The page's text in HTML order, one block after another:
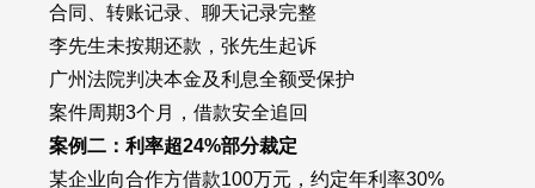
合同、转账记录、聊天记录完整
李先生未按期还款，张先生起诉
广州法院判决本金及利息全额受保护
案件周期3个月，借款安全追回
案例二：利率超24%部分裁定
某企业向合作方借款100万元，约定年利率30%